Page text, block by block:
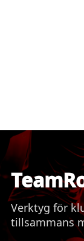
Verktyg för
tillsammans